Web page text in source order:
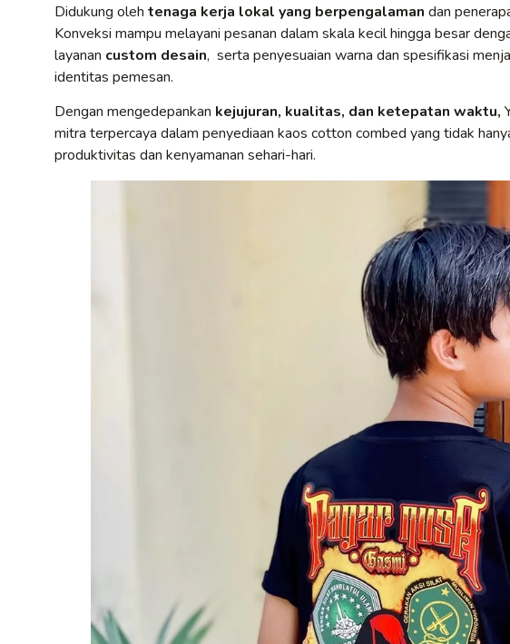
Didukung oleh tenaga kerja lokal yang berpengalaman dan
Konveksi mampu melayani pesanan dalam skala kecil hingga besar
layanan custom desain, serta penyesuaian warna dan spesifikasi
identitas pemesan.
Dengan mengedepankan kejujuran, kualitas, dan ketepatan waktu,
mitra terpercaya dalam penyediaan kaos cotton combed yang tidak
produktivitas dan kenyamanan sehari-hari.